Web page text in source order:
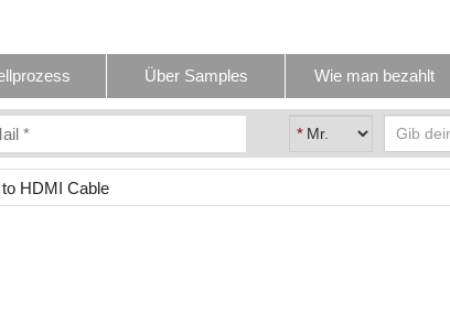
Über Samples Wie man bezahlt
*